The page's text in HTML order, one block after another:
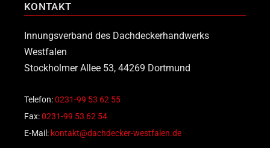
KONTAKT
Innungsverband des Dachdeckerhandwerks
Westfalen
Stockholmer Allee 53, 44269 Dortmund
Telefon:0231-99 53 62 55
Fax:0231-99 53 62 54
E-Mail: kontakt@dachdecker-westfalen.de